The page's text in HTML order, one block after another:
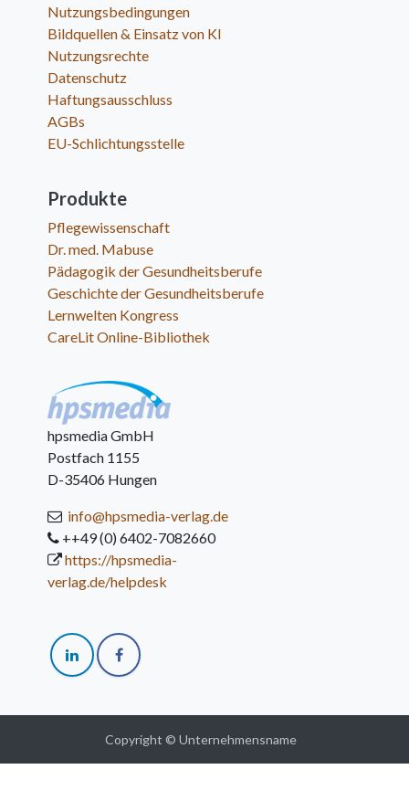
Nutzungsbedingungen
Bildquellen & Einsatz von KI
Nutzungsrechte
Datenschutz
Haftungsausschluss
AGBs
EU-Schlichtungsstelle
Produkte
Pflegewissenschaft
Dr. med. Mabuse
Pädagogik der Gesundheitsberufe
Geschichte der Gesundheitsberufe
Lernwelten Kongress
CareLit Online-Bibliothek
hpsmedia GmbH
Postfach 1155
D-35406 Hungen
info@hpsmedia-verlag.de
++49 (0) 6402-7082660
https://hpsmedia-
verlag.de/helpdesk
Copyright © Unternehmensname